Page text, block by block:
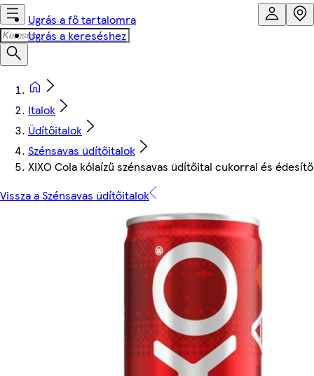
Ugrás a fő tartalomra
Ugrás a kereséshez
Italok
Üdítőitalok
Szénsavas üdítőitalok
XIXO Cola kólaízű szénsavas üdítőital cukorral és
Vissza a Szénsavas üdítőitalok